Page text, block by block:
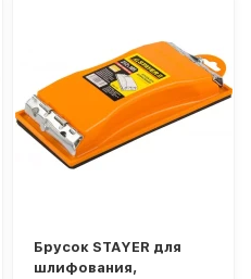
Брусок STAYER для
шлифования,